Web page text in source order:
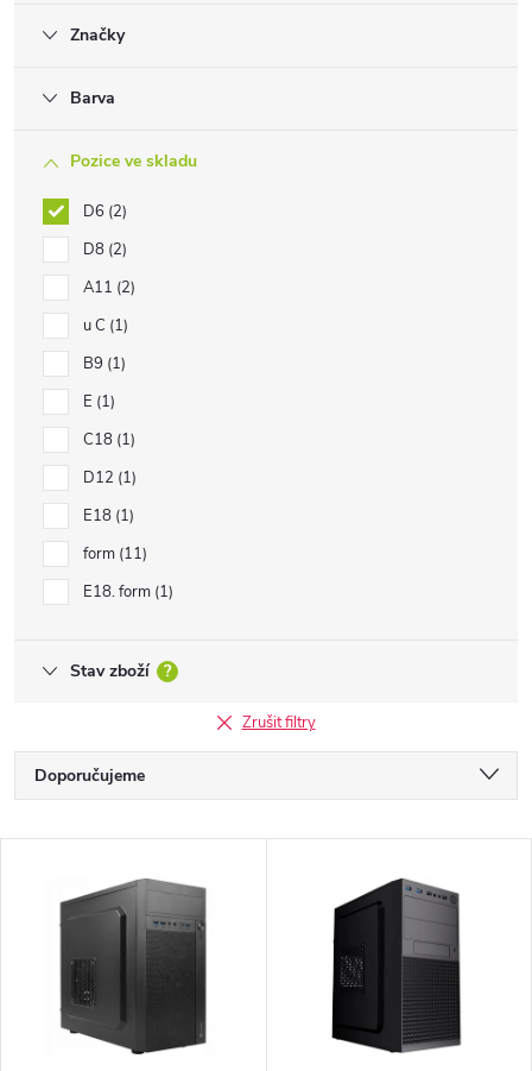
Značky
Barva
Pozice ve skladu
D6 2
D8 2
A11 2
u C 1
B9 1
E 1
C18 1
D12 1
E18 1
form 11
E18. form 1
Stav zboží ?
Zrušit filtry
Ř
a
Doporučujeme
Nejprodávanější
Abecedně